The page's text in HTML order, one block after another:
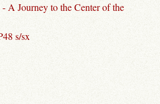
A Journey to the Center of the
s/sx